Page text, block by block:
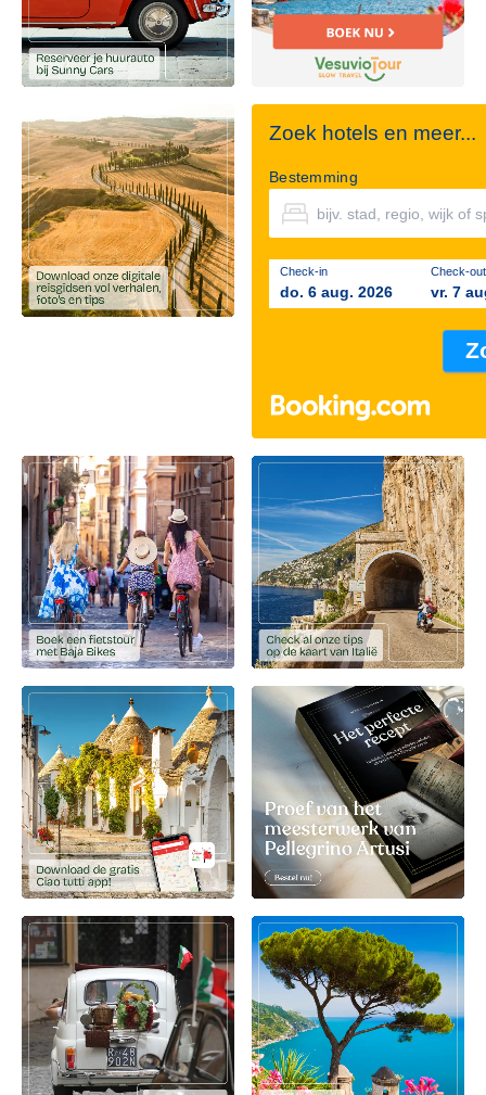
Zoek hotels en meer...
Bestemming
Check-in
do. 6 aug. 2026
Check-out
vr. 7